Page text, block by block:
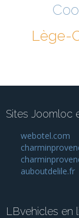
Lège-
Sites Joomloc
webotel.com
auboutdelile.fr
LBvehicles en